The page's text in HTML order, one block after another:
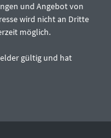
und Angebot von
wird nicht an Dritte
möglich.
gültig und hat